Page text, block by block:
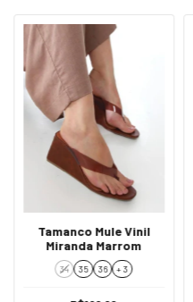
Tamanco Mule Vinil
Miranda Marrom
34 35 36 + 3